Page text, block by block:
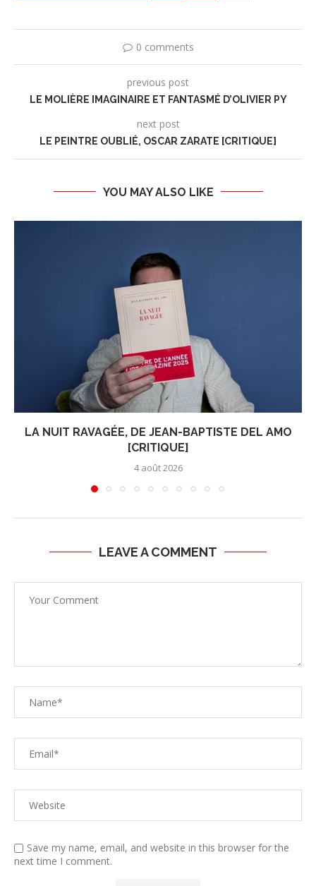
0 comments
previous post
LE MOLIÈRE IMAGINAIRE ET FANTASMÉ D’OLIVIER PY
next post
LE PEINTRE OUBLIÉ, OSCAR ZARATE [CRITIQUE]
YOU MAY ALSO LIKE
LA NUIT RAVAGÉE, DE JEAN-BAPTISTE DEL AMO
[CRITIQUE]
4 août 2026
LEAVE A COMMENT
Save my name, email, and website in this browser for the
next time I comment.